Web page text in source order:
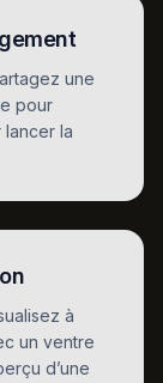
une
pour
la
à
un ventre
d’une